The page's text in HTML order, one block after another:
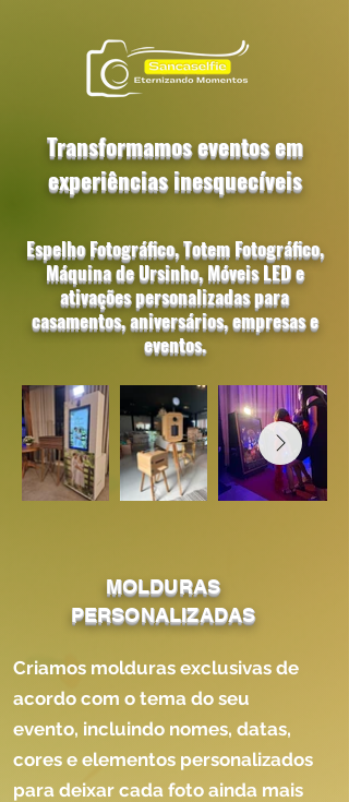
Transformamos eventos em
experiências inesquecíveis
Espelho Fotográfico, Totem Fotográfico,
Máquina de Ursinho, Móveis LED e
ativações personalizadas para
casamentos, aniversários, empresas e
eventos.
MOLDURAS
PERSONALIZADAS
Criamos molduras exclusivas de
acordo com o tema do seu
evento, incluindo nomes, datas,
cores e elementos personalizados
para deixar cada foto ainda mais